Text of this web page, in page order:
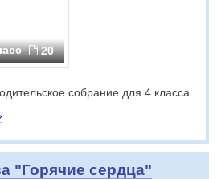
20
собрание для 4 класса
"Горячие сердца"